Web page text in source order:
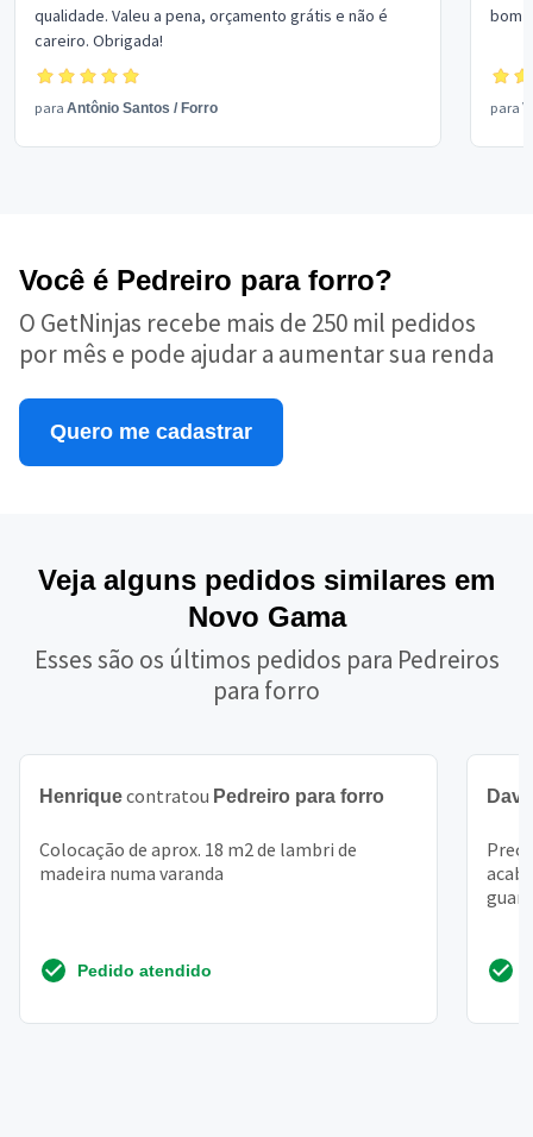
qualidade. Valeu a pena, orçamento grátis e não é
careiro. Obrigada!
para Antônio Santos / Forro
bom
para
Você é Pedreiro para forro?
O GetNinjas recebe mais de 250 mil pedidos
por mês e pode ajudar a aumentar sua renda
Quero me cadastrar
Veja alguns pedidos similares em
Novo Gama
Esses são os últimos pedidos para Pedreiros
para forro
Henriquecontratou Pedreiro para forro
Colocação de aprox. 18 m2 de lambri de
madeira numa varanda
Pedido atendido